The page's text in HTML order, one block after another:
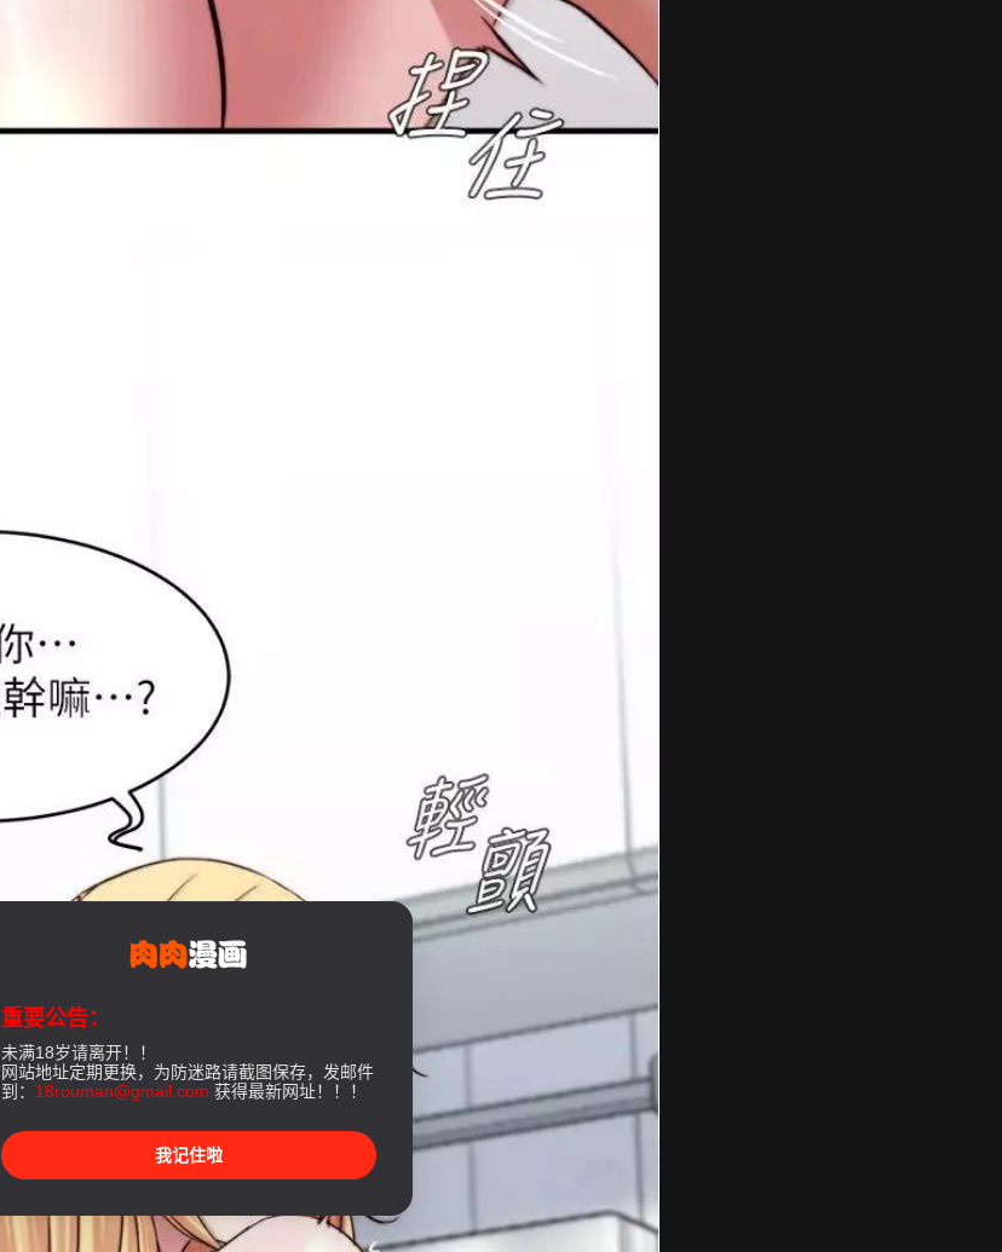
重要公告：
未满18岁请离开！！
网站地址定期更换，为防迷路请截图保存，发邮件
到： 18rouman@gmail.com 获得最新网址！！！
我记住啦